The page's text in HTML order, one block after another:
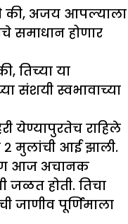
की, अजय आपल्याला
समाधान होणार
तिच्या या
संशयी स्वभावाच्या
येण्यापुरतेच राहिले
२ मुलांची आई झाली.
पण आज अचानक
होती. तिचा
जाणीव पूर्णिमाला